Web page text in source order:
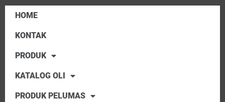
HOME
KONTAK
PRODUK
KATALOG OLI
PRODUK PELUMAS